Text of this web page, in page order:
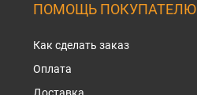
ПОМОЩЬ ПОКУПАТЕЛЮ
Как сделать заказ
Оплата